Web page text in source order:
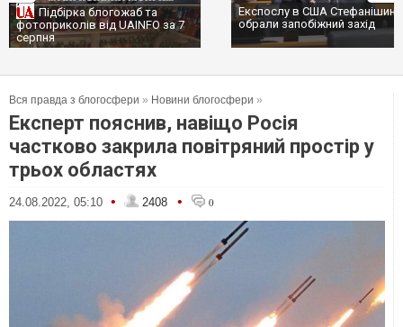
Підбірка блогожаб та
фотоприколів від UAINFO за 7
серпня
Експослу в США
обрали запобіжний захід
Вся правда з блогосфери » Новини блогосфери »
Експерт пояснив, навіщо Росія
частково закрила повітряний простір у
трьох областях
24.08.2022, 05:10 • 2408 • 0